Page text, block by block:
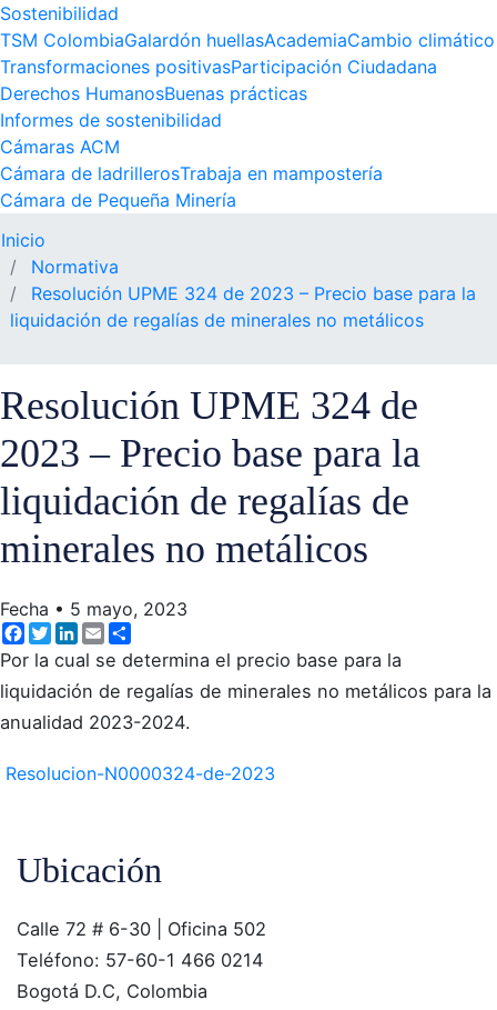
Sostenibilidad
TSM ColombiaGalardón huellasAcademiaCambio climático
Transformaciones positivasParticipación Ciudadana
Derechos HumanosBuenas prácticas
Informes de sostenibilidad
Cámaras ACM
Cámara de ladrillerosTrabaja en mampostería
Cámara de Pequeña Minería
Inicio
Normativa
Resolución UPME 324 de 2023 – Precio base para la
liquidación de regalías de minerales no metálicos
Resolución UPME 324 de
2023 – Precio base para la
liquidación de regalías de
minerales no metálicos
Fecha • 5 mayo, 2023
Facebook
TwitterLinkedIn
Email
Por la cual se determina el precio base para la
liquidación de regalías de minerales no metálicos para la
anualidad 2023-2024.
Resolucion-N0000324-de-2023
Ubicación
Calle 72 # 6-30 | Oficina 502
Teléfono: 57-60-1 466 0214
Bogotá D.C, Colombia